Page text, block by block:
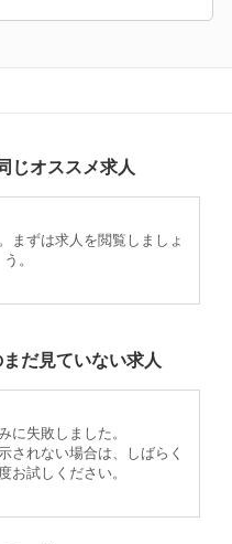
じオススメ求人
まずは求人を閲覧しましょ
う。
だ見ていない求人
に失敗しました。
されない場合は、しばらく
お試しください。